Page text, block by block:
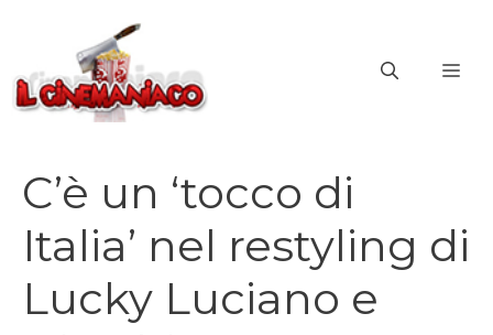
contenuto
C’è un ‘tocco di
Italia’ nel restyling di
Lucky Luciano e